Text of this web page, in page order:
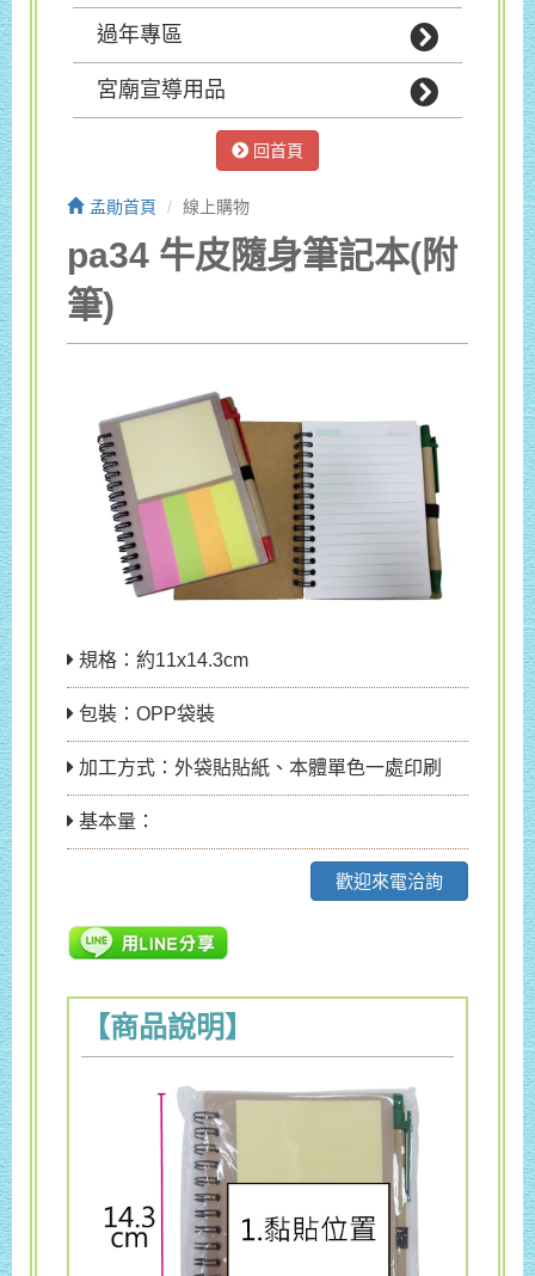
過年專區
宮廟宣導用品
回首頁
孟勛首頁 線上購物
pa34 牛皮隨身筆記本(附
筆)
規格：約11x14.3cm
包裝：OPP袋裝
加工方式：外袋貼貼紙、本體單色一處印刷
基本量：
歡迎來電洽詢
【商品說明】